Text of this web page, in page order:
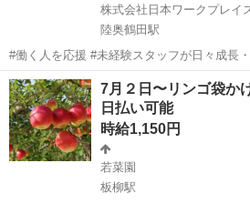
株式会社日本ワークプレイ
陸奥鶴田駅
#働く人を応援 #未経験スタッフが日々成長・奮闘中 #働くためにつど
い、集まる場所 専任のコンサルタントが詳細にご案内をいたします♪
・派遣って、どんなお仕事？ ・製造派遣っ
どなど 長くお仕事...
青森 北津軽郡 陸奥鶴田駅 工場
7月２日〜リンゴ袋
日払い可能
時給1,150円
若菜園
板柳駅